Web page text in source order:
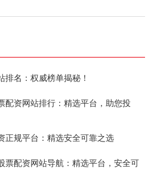
排名：权威榜单揭秘！
配资网站排行：精选平台，助您投
正规平台：精选安全可靠之选
票配资网站导航：精选平台，安全可